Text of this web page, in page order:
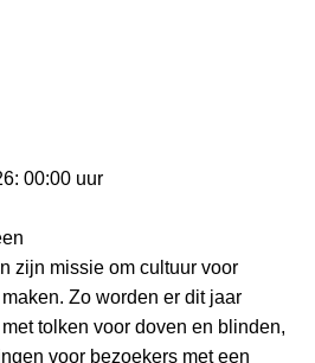
00:00 uur
zijn missie om cultuur voor
Zo worden er dit jaar
tolken voor doven en blinden,
voor bezoekers met een